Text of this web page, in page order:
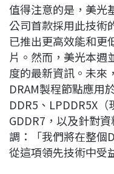
值得注意的是，美光
公司首款採用此技術
已推出更高效能和更
片。然而，美光本週
度的最新資訊。未來
DRAM製程節點應用
DDR5、LPDDR5X（
GDDR7，以及針對
調：「我們將在整個
從這項領先技術中受